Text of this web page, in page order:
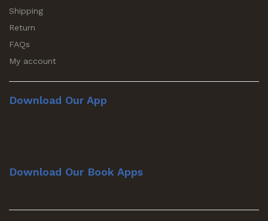
Shipping
Return
FAQs
My account
Download Our App
Download Our Book Apps